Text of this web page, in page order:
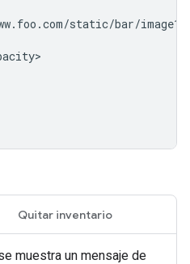
Quitar inventario
muestra un mensaje de